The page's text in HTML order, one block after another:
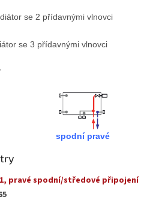
se 2 přídavnými vlnovci
se 3 přídavnými vlnovci
spodní pravé
pravé spodní/středové připojení